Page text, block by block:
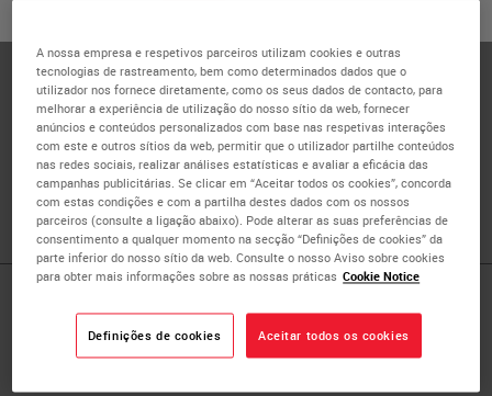
Julie Broccardo is the Director of Pathology Operations
for NeoGenomics Laboratories, Inc. She is responsible for
managing multi-site operations, including the Ft. Meyers,
Houston, Carlsbad, and Aliso Viejo laboratories. Julie is
passionate about developing her staff and working on
initiatives to build and develop a more efficient lab.
Published Pieces by
Julie Broccardo
A nossa empresa e respetivos parceiros utilizam cookies e outras
tecnologias de rastreamento, bem como determinados dados que o
utilizador nos fornece diretamente, como os seus dados de contacto, para
melhorar a experiência de utilização do nosso sítio da web, fornecer
anúncios e conteúdos personalizados com base nas respetivas interações
com este e outros sítios da web, permitir que o utilizador partilhe conteúdos
nas redes sociais, realizar análises estatísticas e avaliar a eficácia das
campanhas publicitárias. Se clicar em “Aceitar todos os cookies”, concorda
com estas condições e com a partilha destes dados com os nossos
parceiros (consulte a ligação abaixo). Pode alterar as suas preferências de
consentimento a qualquer momento na secção “Definições de cookies” da
parte inferior do nosso sítio da web. Consulte o nosso Aviso sobre cookies
para obter mais informações sobre as nossas práticas Cookie Notice
Definições de cookies Aceitar todos os cookies